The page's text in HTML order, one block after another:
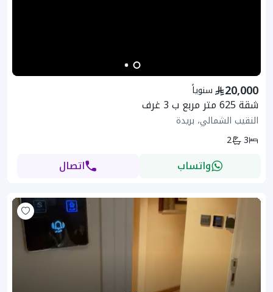
سنوياً 20,000
شقة 625 متر مربع ب 3 غرف
النقيب الشمالي، بريدة
3
2
واتساب اتصال